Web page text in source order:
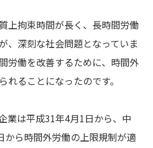
上拘束時間が長く、長時間労働
、深刻な社会問題となっていま
労働を改善するために、時間外
れることになったのです。
業は平成31年4月1日から、中
から時間外労働の上限規制が適